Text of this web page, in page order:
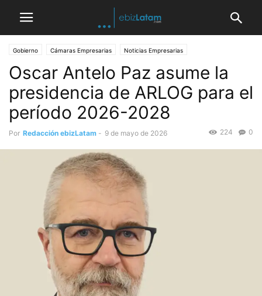
Gobierno Cámaras Empresarias Noticias Empresarias
Pases y Nombramientos
Oscar Antelo Paz asume la
presidencia de ARLOG para el
período 2026-2028
Por Redacción ebizLatam - 9 de mayo de 2026 0
224